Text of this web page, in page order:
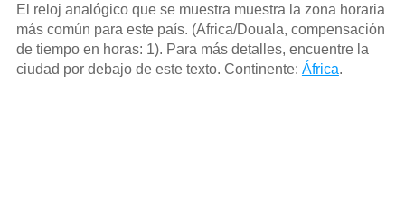
El reloj analógico que se muestra muestra la zona horaria
más común para este país. (Africa/Douala, compensación
de tiempo en horas: 1). Para más detalles, encuentre la
ciudad por debajo de este texto. Continente: África.